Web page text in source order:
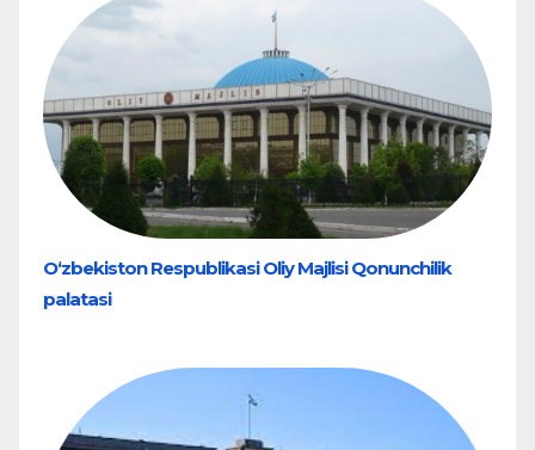
O‘zbekiston Respublikasi Oliy Majlisi Qonunchilik
palatasi